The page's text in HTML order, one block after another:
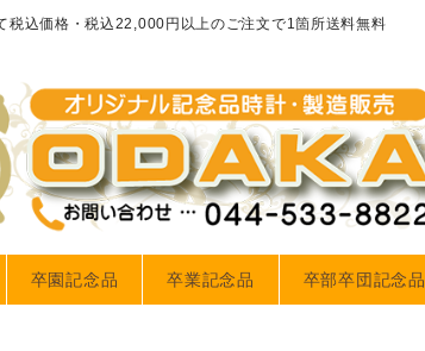
税込価格・税込22,000円以上のご注文で1箇所送料無料
卒園記念品 卒業記念品 卒部卒団記念品